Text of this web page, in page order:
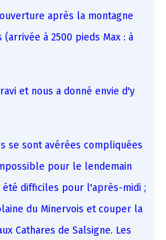
après la montagne
à 2500 pieds Max : à
et nous a donné envie d'y
se sont avérées compliquées
pour le lendemain
difficiles pour l'après-midi ;
du Minervois et couper la
Cathares de Salsigne. Les